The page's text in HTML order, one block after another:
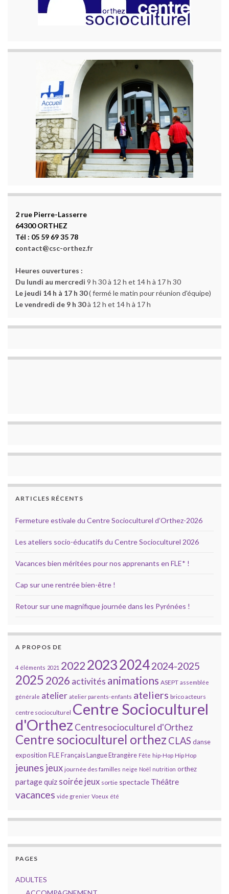
2 rue Pierre-Lasserre
64300 ORTHEZ
Tél : 05 59 69 35 78
contact@csc-orthez.fr
Heures ouvertures :
Du lundi au mercredi 9 h 30 à 12 h et 14 h à 17 h 30
Le jeudi 14 h à 17 h 30( fermé le matin pour réunion d'équipe)
Le vendredi de 9 h 30à 12 h et 14 h à 17 h
ARTICLES RÉCENTS
Fermeture estivale du Centre Socioculturel d’Orthez-2026
Les ateliers socio-éducatifs du Centre Socioculturel 2026
Vacances bien méritées pour nos apprenants en FLE* !
Cap sur une rentrée bien-être !
Retour sur une magnifique journée dans les Pyrénées !
A PROPOS DE
4 éléments 2021 2022202320242024-2025
20252026 activités animations ASEPT assemblée
générale atelier atelier parents-enfants ateliers brico acteurs
centre socioculturel Centre Socioculturel
d'Orthez Centresocioculturel d'Orthez
Centre socioculturel orthez CLAS danse
exposition FLE Français Langue Etrangère Fête hip-Hop Hip Hop
jeunes jeux journée des familles neige Noël nutrition orthez
partagequiz soirée jeux sortie spectacle Théâtre
vacances vide grenier Voeux été
PAGES
ADULTES